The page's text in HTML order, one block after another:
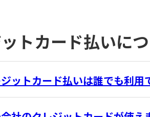
トカード払いに
ットカード払いは誰でも利用